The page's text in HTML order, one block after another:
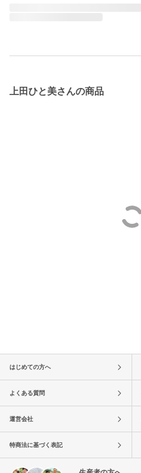
上田ひと美さんの商品
はじめての方へ
よくある質問
運営会社
特商法に基づく表記